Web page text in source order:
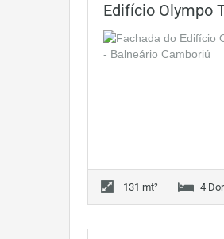
Edifício Olympo
131 mt² 4